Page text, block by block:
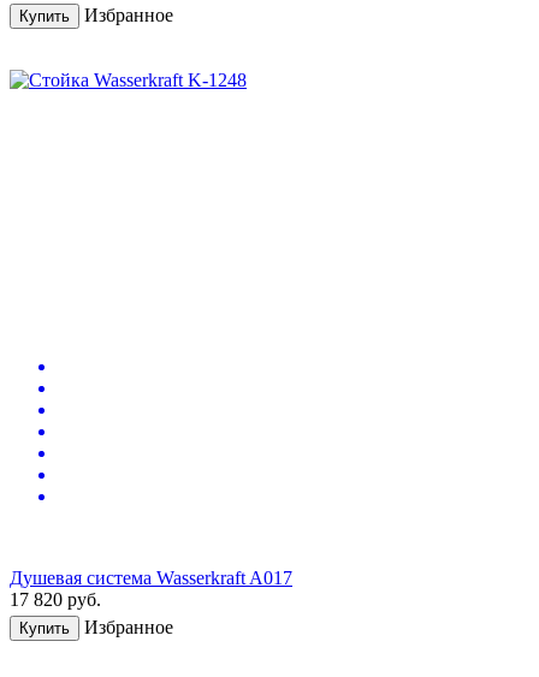
Купить Избранное
Душевая система Wasserkraft A017
17 820 руб.
Купить Избранное